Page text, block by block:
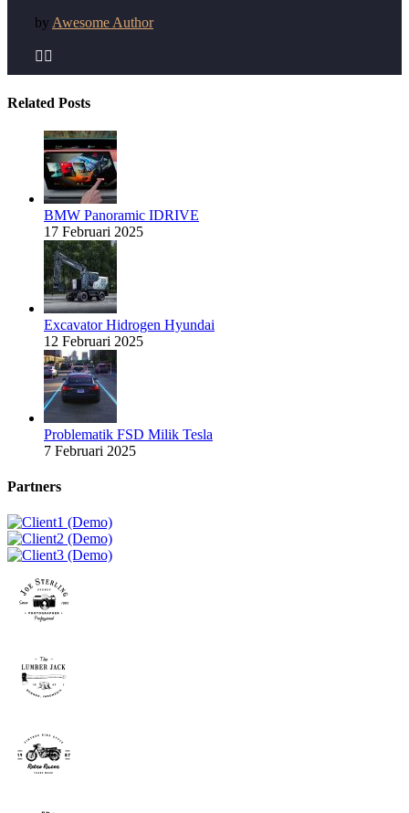
by Awesome Author
 
Related Posts
BMW Panoramic IDRIVE
17 Februari 2025
Excavator Hidrogen Hyundai
12 Februari 2025
Problematik FSD Milik Tesla
7 Februari 2025
Partners